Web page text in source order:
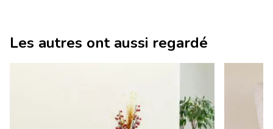
Les autres ont aussi regardé